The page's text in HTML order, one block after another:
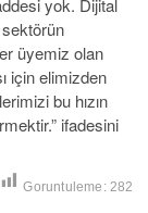
üyemiz olan
için elimizden
bu hızın
ifadesini
Goruntuleme: 282